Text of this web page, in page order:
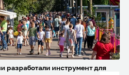
разработали инструмент для